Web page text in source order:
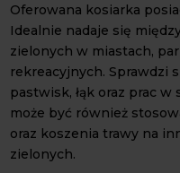
Oferowana kosiarka
Idealnie nadaje się
zielonych w miastach,
rekreacyjnych. Sprawdzi
pastwisk, łąk oraz prac w
może być również
oraz koszenia trawy na
zielonych.